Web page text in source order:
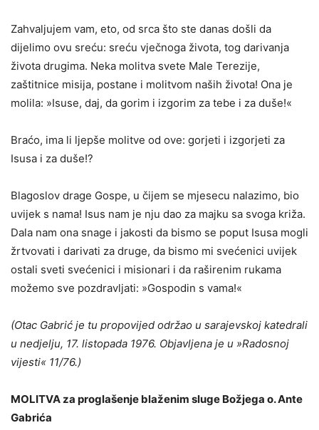
Zahvaljujem vam, eto, od srca što ste danas došli da
dijelimo ovu sreću: sreću vječnoga života, tog darivanja
života drugima. Neka molitva svete Male Terezije,
zaštitnice misija, postane i mo­litvom naših života! Ona je
molila: »Isuse, daj, da gorim i izgorim za tebe i za duše!«
Braćo, ima li ljepše molitve od ove: gorjeti i izgorjeti za
Isusa i za duše!?
Blagoslov drage Gospe, u čijem se mjesecu nalazimo, bio
uvijek s nama! Isus nam je nju dao za majku sa svoga križa.
Dala nam ona snage i jakosti da bismo se poput Isusa mogli
žrtvovati i darivati za druge, da bismo mi svećenici uvijek
ostali sveti svećenici i misionari i da raširenim rukama
možemo sve pozdravljati: »Gospodin s vama!«
(Otac Gabrić je tu propovijed održao u sarajevskoj katedrali
u ne­djelju, 17. listopada 1976. Objavljena je u »Radosnoj
vijesti« 11/76.)
MOLITVA za proglašenje blaženim sluge Božjega o. Ante
Gabrića